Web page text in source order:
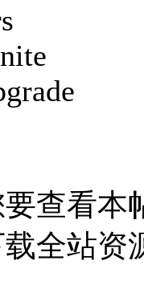
查看本
全站资